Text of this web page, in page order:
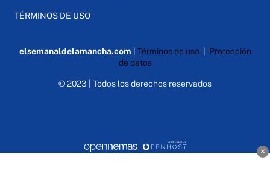
TÉRMINOS DE USO
elsemanaldelamancha.com Términos de uso| Protección
de datos
© 2023 | Todos los derechos reservados
×